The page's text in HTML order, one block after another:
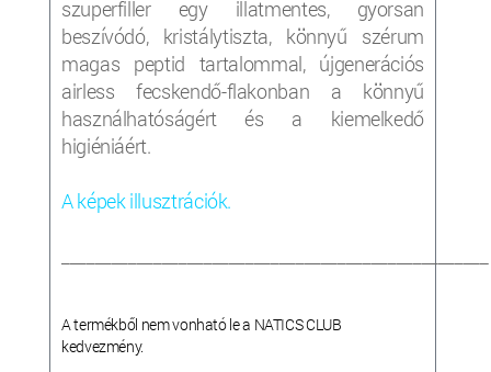
szuperfiller egy illatmentes, gyorsan
beszívódó, kristálytiszta, könnyű szérum
magas peptid tartalommal, újgenerációs
airless fecskendő-flakonban a könnyű
használhatóságért és a kiemelkedő
higiéniáért.
A képek illusztrációk.
A termékből nem vonható le a NATICS CLUB
kedvezmény.